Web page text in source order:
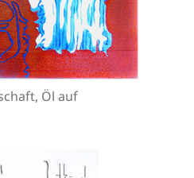
Öl auf